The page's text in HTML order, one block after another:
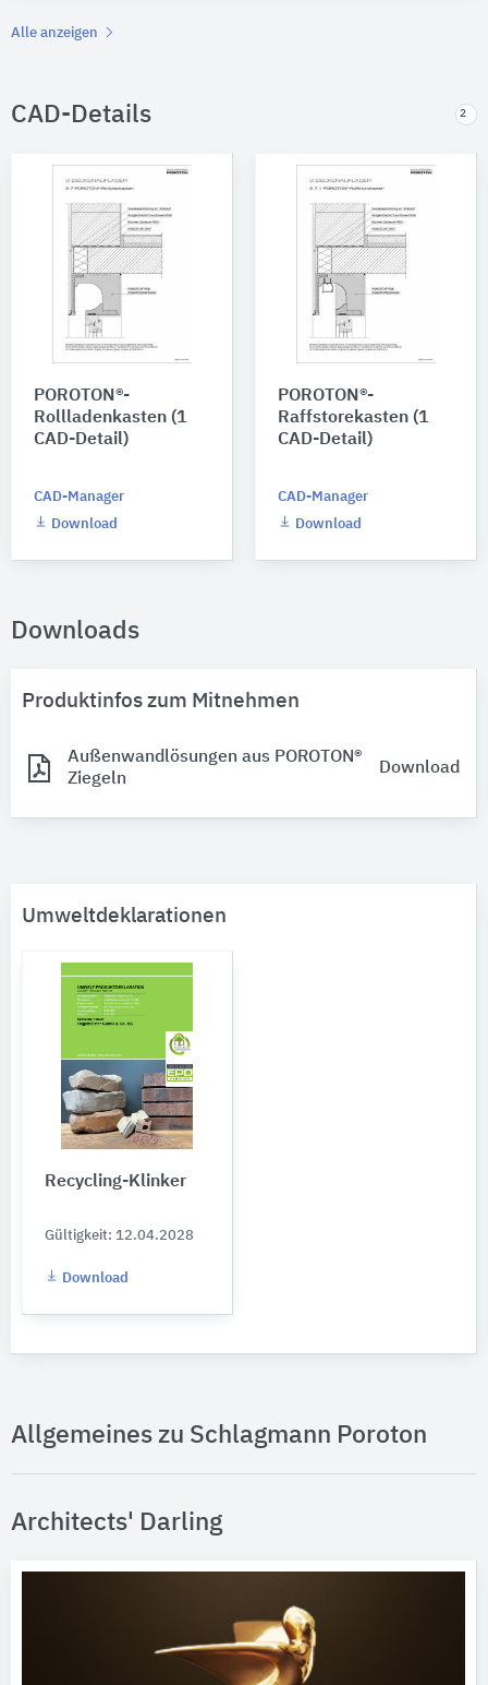
Alle anzeigen
CAD-Details 2
POROTON®-
Rollladenkasten (1
CAD-Detail)
CAD-Manager
Download
POROTON®-
Raffstorekasten (1
CAD-Detail)
CAD-Manager
Download
Downloads
Produktinfos zum Mitnehmen
Außenwandlösungen aus POROTON®
Ziegeln
Download
Umweltdeklarationen
Recycling-Klinker
Gültigkeit: 12.04.2028
Download
Allgemeines zu Schlagmann Poroton
Architects' Darling